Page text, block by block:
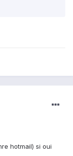
hotmail) si oui